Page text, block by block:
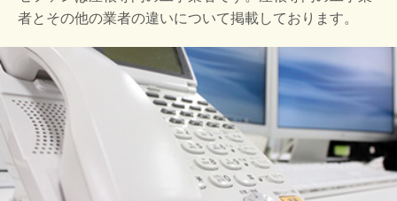
者とその他の業者の違いについて掲載しております。